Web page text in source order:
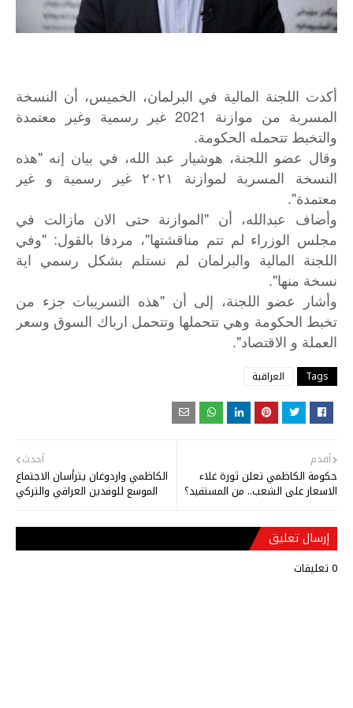
أكدت اللجنة المالية في البرلمان، الخميس، أن النسخة
المسربة من موازنة 2021 غير رسمية وغير معتمدة
والتخبط تتحمله الحكومة.
وقال عضو اللجنة، هوشيار عبد الله، في بيان إنه "هذە
النسخة المسربة لموازنة ۲٠۲۱ غیر رسمیة و غیر
معتمدة".
وأضاف عبدالله، أن "الموازنة حتی الان مازالت في
مجلس الوزراء لم تتم مناقشتها"، مردفا بالقول: "وفي
اللجنة المالیة والبرلمان لم نستلم بشكل رسمي ایة
نسخة منها".
وأشار عضو اللجنة، إلى أن "هذە التسریبات جزء من
تخبط الحکومة وهي تتحملها وتتحمل ارباك السوق وسعر
العملة و الاقتصاد".
Tags العراقية
أحدث
الكاظمي واردوغان يترأسان الاجتماع
الموسع للوفدين العراقي والتركي
أقدم
حكومة الكاظمي تعلن ثورة غلاء
الاسعار على الشعب.. من المستفيد؟
إرسال تعليق
0 تعليقات